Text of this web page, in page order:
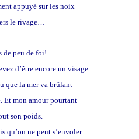
appuyé sur les noix
le rivage…
de peu de foi!
d’être encore un visage
que la mer va brûlant
Et mon amour pourtant
son poids.
qu’on ne peut s’envoler